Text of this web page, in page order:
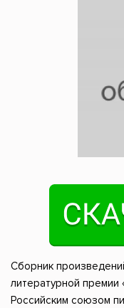
Сборник
литературной премии
Российским союзом